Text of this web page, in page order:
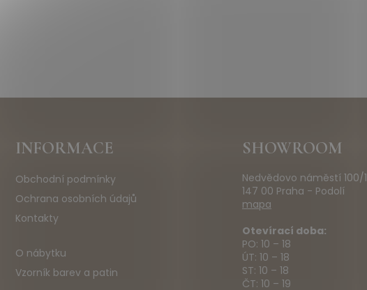
INFORMACE
Obchodní podmínky
Ochrana osobních údajů
Kontakty
O nábytku
Vzorník barev a patin
SHOWROOM
Nedvědovo náměstí 100/1
147 00 Praha - Podolí
mapa
Otevírací doba:
PO: 10 – 18
ÚT: 10 – 18
ST: 10 – 18
ČT: 10 – 19